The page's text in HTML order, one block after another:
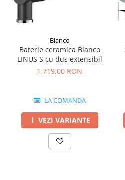
Blanco
Baterie ceramica Blanco
LINUS S cu dus extensibil
1.719,00 RON
LA COMANDA
VEZI VARIANTE